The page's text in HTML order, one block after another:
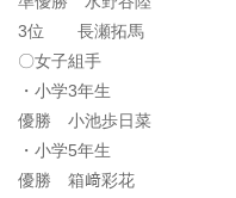
3位 長瀬拓馬
〇女子組手
・小学3年生
優勝 小池歩日菜
・小学5年生
優勝 箱﨑彩花